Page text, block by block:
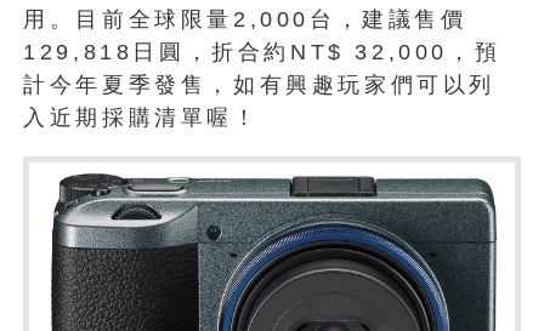
用。目前全球限量2,000台，建議售價
129,818日圓，折合約NT$ 32,000，預
計今年夏季發售，如有興趣玩家們可以列
入近期採購清單喔！